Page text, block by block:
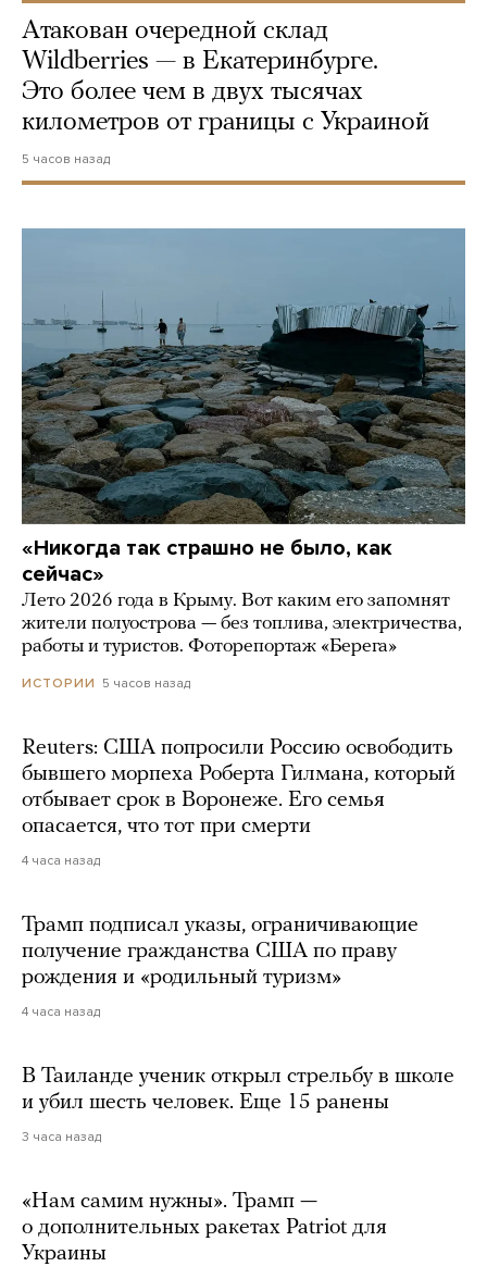
Атакован очередной склад
Wildberries — в Екатеринбурге.
Это более чем в двух тысячах
километров от границы с Украиной
5 часов назад
«Никогда так страшно не было, как
сейчас»
Лето 2026 года в Крыму. Вот каким его запомнят
жители полуострова — без топлива, электричества,
работы и туристов. Фоторепортаж «Берега»
ИСТОРИИ 5 часов назад
Reuters: США попросили Россию освободить
бывшего морпеха Роберта Гилмана, который
отбывает срок в Воронеже. Его семья
опасается, что тот при смерти
4 часа назад
Трамп подписал указы, ограничивающие
получение гражданства США по праву
рождения и «родильный туризм»
4 часа назад
В Таиланде ученик открыл стрельбу в школе
и убил шесть человек. Еще 15 ранены
3 часа назад
«Нам самим нужны». Трамп —
о дополнительных ракетах Patriot для
Украины